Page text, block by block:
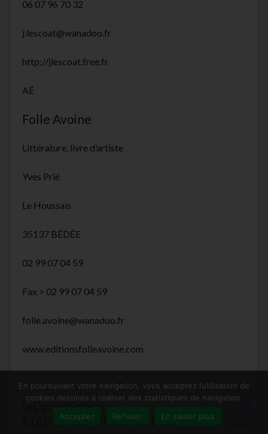
06 07 96 70 32
j.lescoat@wanadoo.fr
http://jlescoat.free.fr
AÉ
Folle Avoine
Littérature, livre d’artiste
Yves Prié
Le Houssais
35137 BÉDÉE
02 99 07 04 59
Fax > 02 99 07 04 59
folle.avoine@wanadoo.fr
www.editionsfolleavoine.com
les prestigieux
ÉtABLISSEMENTS Frichtre
En poursuivant votre navigation, vous acceptez l’utilisation de
cookies destinés à réaliser des statistiques de navigation.
Accepter
Refuser En savoir plus